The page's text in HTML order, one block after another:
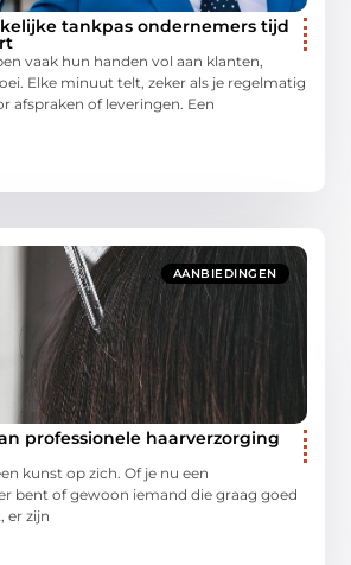
tankpas ondernemers tijd
vaak hun handen vol aan klanten,
Elke minuut telt, zeker als je regelmatig
afspraken of leveringen. Een
AANBIEDINGEN
professionele haarverzorging
kunst op zich. Of je nu een
bent of gewoon iemand die graag goed
er zijn